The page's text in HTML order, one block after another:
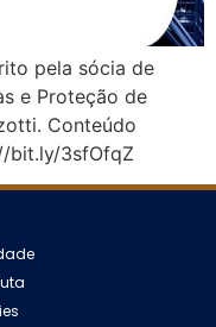
pela sócia de
e Proteção de
Conteúdo
bit.ly/3sfOfqZ